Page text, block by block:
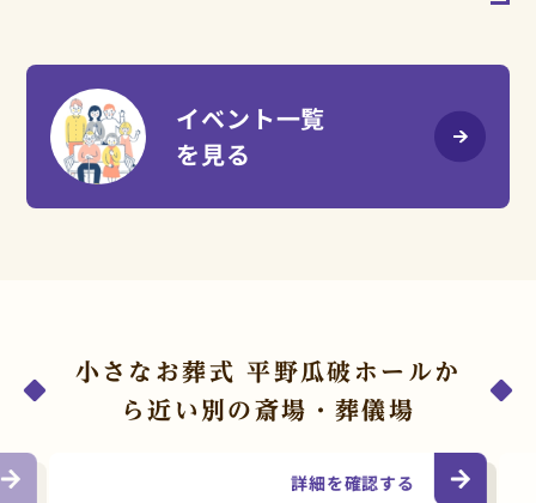
イベント一覧
を見る
小さなお葬式 平野瓜破ホールか
ら近い別の斎場・葬儀場
詳細を確認する